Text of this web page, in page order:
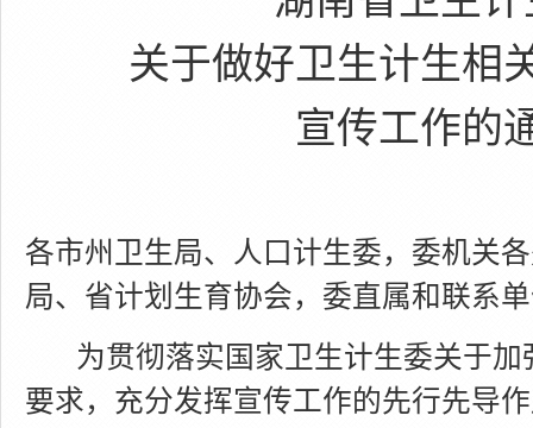
关于做好卫生计生相
宣传工作的
各市州卫生局、人口计生委，委机关
局、省计划生育协会，委直属和联系
为贯彻落实国家卫生计生委关于
要求，充分发挥宣传工作的先行先导